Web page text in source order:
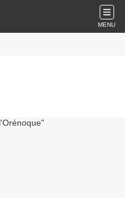
MENU